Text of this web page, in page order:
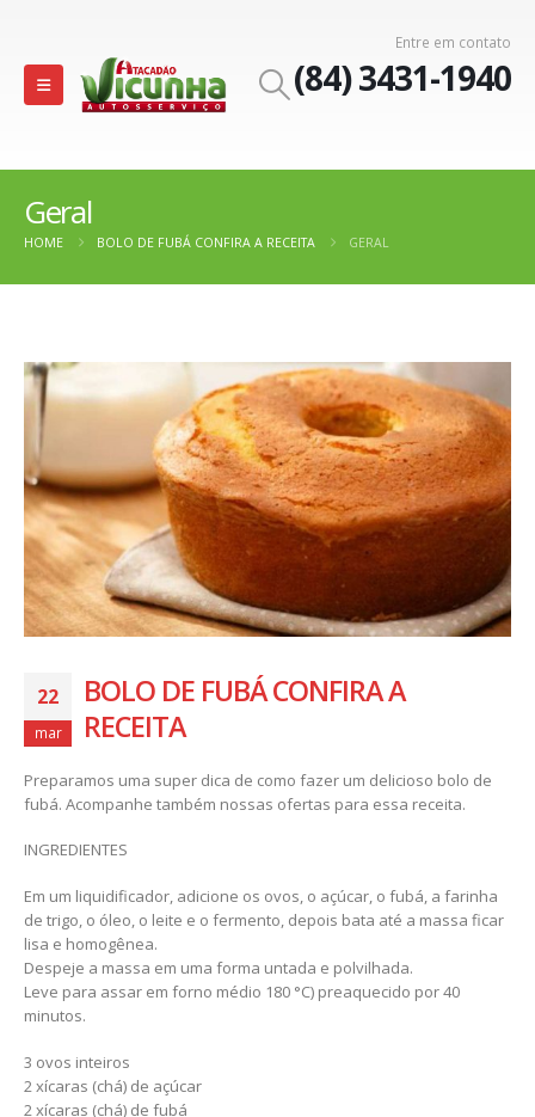
Entre em contato
(84) 3431-1940
Geral
HOME BOLO DE FUBÁ CONFIRA A RECEITA GERAL
22
mar
BOLO DE FUBÁ CONFIRA A
RECEITA
Preparamos uma super dica de como fazer um delicioso bolo de
fubá. Acompanhe também nossas ofertas para essa receita.
INGREDIENTES
Em um liquidificador, adicione os ovos, o açúcar, o fubá, a farinha
de trigo, o óleo, o leite e o fermento, depois bata até a massa ficar
lisa e homogênea.
Despeje a massa em uma forma untada e polvilhada.
Leve para assar em forno médio 180 °C) preaquecido por 40
minutos.
3 ovos inteiros
2 xícaras (chá) de açúcar
2 xícaras (chá) de fubá